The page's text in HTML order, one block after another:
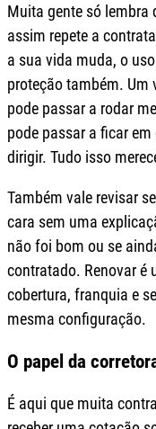
Muita gente só lembra
assim repete a
a sua vida muda, o
proteção também. Um
pode passar a rodar
pode passar a ficar
dirigir. Tudo isso
Também vale revisar
cara sem uma
não foi bom ou se
contratado. Renovar é
cobertura, franquia e
mesma configuração.
O papel da
É aqui que muita